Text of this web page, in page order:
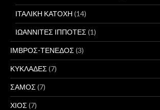
ΙΤΑΛΙΚΗ ΚΑΤΟΧΗ (14)
ΙΩΑΝΝΙΤΕΣ ΙΠΠΟΤΕΣ (1)
ΙΜΒΡΟΣ-ΤΕΝΕΔΟΣ (3)
ΚΥΚΛΑΔΕΣ (7)
ΣΑΜΟΣ (7)
ΧΙΟΣ (7)